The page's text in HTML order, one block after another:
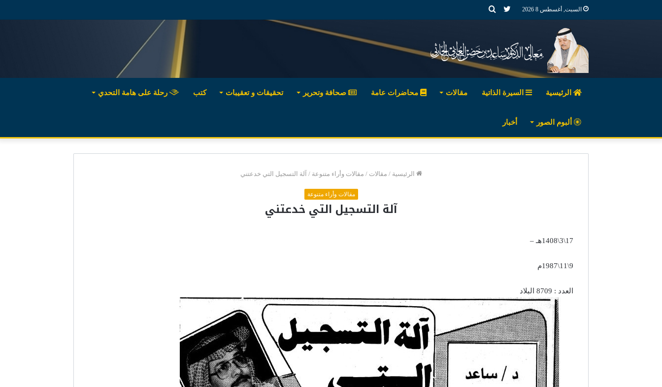
السبت, أغسطس 8 2026 بحثتويتر
الرئيسية السيرة الذاتية مقالات محاضرات عامة صحافة وتحرير تحقيقات و تعقيبات كتب رحلة على هامة التحدي
ألبوم الصور أخبار
الرئيسية / مقالات / مقالات وأراء متنوعة / آلة التسجيل التي خدعتني
مقالات وأراء متنوعة
آلة التسجيل التي خدعتني
17\3\1408هـ –
9\11\1987م
العدد : 8709 البلاد